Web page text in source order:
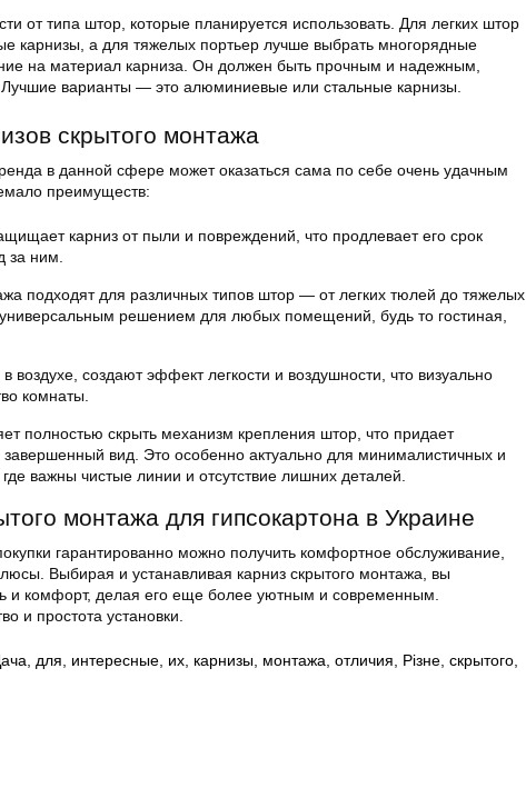
от типа штор, которые планируется использовать. Для легких штор
карнизы, а для тяжелых портьер лучше выбрать многорядные
на материал карниза. Он должен быть прочным и надежным,
варианты — это алюминиевые или стальные карнизы.
скрытого монтажа
в данной сфере может оказаться сама по себе очень удачным
преимуществ:
карниз от пыли и повреждений, что продлевает его срок
за ним.
подходят для различных типов штор — от легких тюлей до тяжелых
решением для любых помещений, будь то гостиная,
создают эффект легкости и воздушности, что визуально
комнаты.
полностью скрыть механизм крепления штор, что придает
завершенный вид. Это особенно актуально для минималистичных и
важны чистые линии и отсутствие лишних деталей.
монтажа для гипсокартона в Украине
гарантированно можно получить комфортное обслуживание,
Выбирая и устанавливая карниз скрытого монтажа, вы
и комфорт, делая его еще более уютным и современным.
и простота установки.
для интересные их карнизы монтажа отличия Різне скрытого